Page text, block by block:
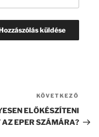
KÖVETKEZŐ
ELŐKÉSZÍTENI
AZ EPER SZÁMÁRA?